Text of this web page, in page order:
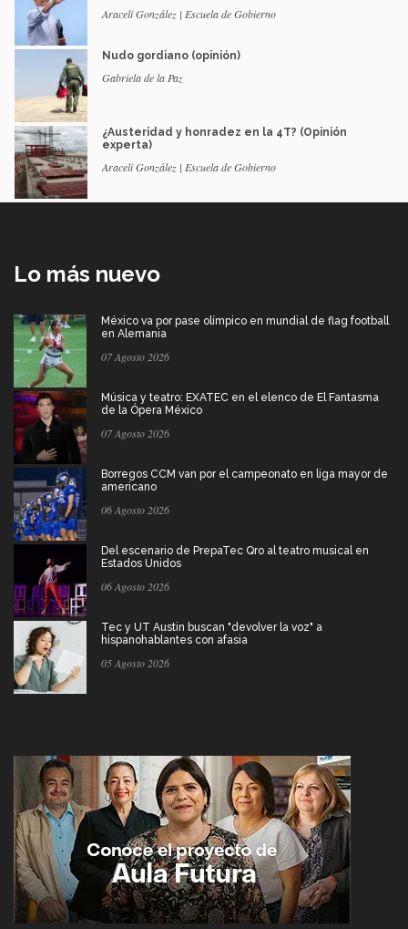
Araceli González | Escuela de Gobierno
Nudo gordiano (opinión)
Gabriela de la Paz
¿Austeridad y honradez en la 4T? (Opinión
experta)
Araceli González | Escuela de Gobierno
Lo más nuevo
México va por pase olímpico en mundial de flag football
en Alemania
07 Agosto 2026
Música y teatro: EXATEC en el elenco de El Fantasma
de la Ópera México
07 Agosto 2026
Borregos CCM van por el campeonato en liga mayor de
americano
06 Agosto 2026
Del escenario de PrepaTec Qro al teatro musical en
Estados Unidos
06 Agosto 2026
Tec y UT Austin buscan "devolver la voz" a
hispanohablantes con afasia
05 Agosto 2026